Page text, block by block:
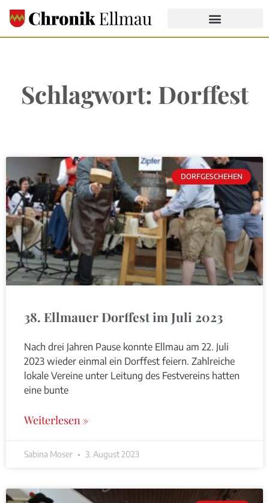
Schlagwort: Dorffest
DORFGESCHEHEN
38. Ellmauer Dorffest im Juli 2023
Nach drei Jahren Pause konnte Ellmau am 22. Juli
2023 wieder einmal ein Dorffest feiern. Zahlreiche
lokale Vereine unter Leitung des Festvereins hatten
eine bunte
Weiterlesen »
Sabina Moser 3. August 2023